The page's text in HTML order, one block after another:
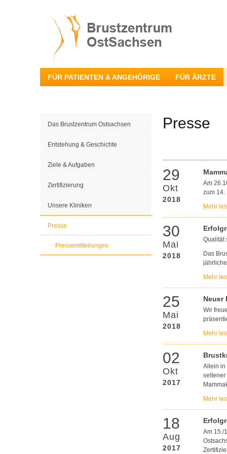
FÜR PATIENTEN & ANGEHÖRIGE FÜR ÄRZTE
Das Brustzentrum Ostsachsen
Entstehung & Geschichte
Ziele & Aufgaben
Zertifizierung
Unsere Kliniken
Presse
Pressemitteilungen
Presse
29
Okt
2018
Am
zum 14.
Mehr
30
Mai
2018
Qualität
Das
Mehr
25
Mai
2018
Neuer
Wir
Mehr
02
Okt
2017
Allein in
seltener
Mehr
18
Aug
2017
Am 15./